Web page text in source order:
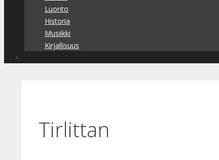
Luonto
Historia
Musiikki
Kirjallisuus
Tirlittan